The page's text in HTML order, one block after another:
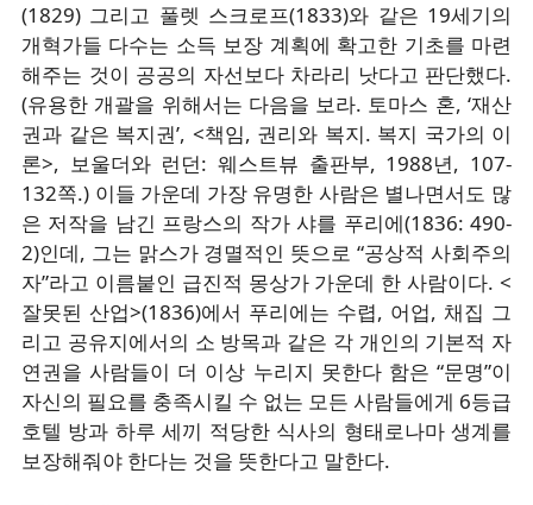
(1829) 그리고 풀렛 스크로프(1833)와 같은 19세기의
개혁가들 다수는 소득 보장 계획에 확고한 기초를 마련
해주는 것이 공공의 자선보다 차라리 낫다고 판단했다.
(유용한 개괄을 위해서는 다음을 보라. 토마스 혼, ‘재산
권과 같은 복지권’, <책임, 권리와 복지. 복지 국가의 이
론>, 보울더와 런던: 웨스트뷰 출판부, 1988년, 107-
132쪽.) 이들 가운데 가장 유명한 사람은 별나면서도 많
은 저작을 남긴 프랑스의 작가 샤를 푸리에(1836: 490-
2)인데, 그는 맑스가 경멸적인 뜻으로 “공상적 사회주의
자”라고 이름붙인 급진적 몽상가 가운데 한 사람이다. <
잘못된 산업>(1836)에서 푸리에는 수렵, 어업, 채집 그
리고 공유지에서의 소 방목과 같은 각 개인의 기본적 자
연권을 사람들이 더 이상 누리지 못한다 함은 “문명”이
자신의 필요를 충족시킬 수 없는 모든 사람들에게 6등급
호텔 방과 하루 세끼 적당한 식사의 형태로나마 생계를
보장해줘야 한다는 것을 뜻한다고 말한다.